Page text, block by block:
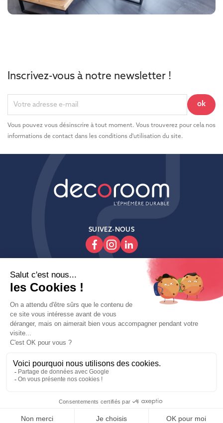
Inscrivez-vous à notre newsletter !
Vous pouvez vous désinscrire à tout moment. Vous trouverez pour cela nos
informations de contact dans les conditions d'utilisation du site.
SUIVEZ-NOUS
Produits 
Decoroom
Contactez-Nous
Copyright © fait avec ♥ par wapiti